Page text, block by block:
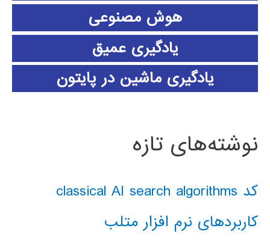
هوش مصنوعی
یادگیری عمیق
یادگیری ماشین در پایتون
نوشته‌های تازه
کد classical AI search algorithms
کاربردهای نرم افزار متلب